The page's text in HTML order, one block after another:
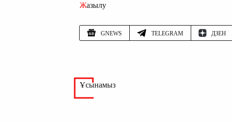
Жазылу
GNEWS TELEGRAM ДЗЕН
Ұсынамыз